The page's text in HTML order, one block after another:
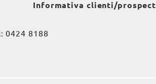
Informativa clienti/prospect
0424 8188